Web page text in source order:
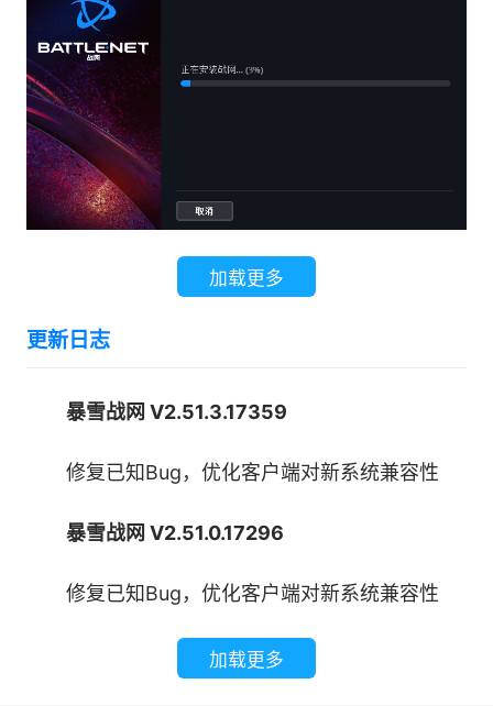
结识好友，使用我们的讯息与语音聊天功能实时分
享新消息。
加载更多
更新日志
暴雪战网 V2.51.3.17359
修复已知Bug，优化客户端对新系统兼容性
暴雪战网 V2.51.0.17296
修复已知Bug，优化客户端对新系统兼容性
加载更多